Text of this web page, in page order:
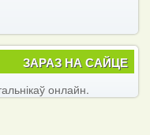
ЗАРАЗ НА САЙЦЕ
онлайн.